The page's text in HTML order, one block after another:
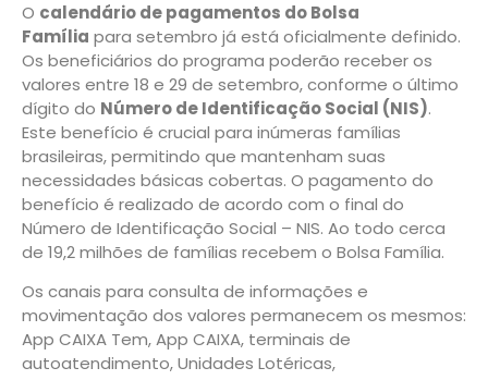
O calendário de pagamentos do Bolsa
Família para setembro já está oficialmente definido.
Os beneficiários do programa poderão receber os
valores entre 18 e 29 de setembro, conforme o último
dígito do Número de Identificação Social (NIS).
Este benefício é crucial para inúmeras famílias
brasileiras, permitindo que mantenham suas
necessidades básicas cobertas. O pagamento do
benefício é realizado de acordo com o final do
Número de Identificação Social – NIS. Ao todo cerca
de 19,2 milhões de famílias recebem o Bolsa Família.
Os canais para consulta de informações e
movimentação dos valores permanecem os mesmos:
App CAIXA Tem, App CAIXA, terminais de
autoatendimento, Unidades Lotéricas,